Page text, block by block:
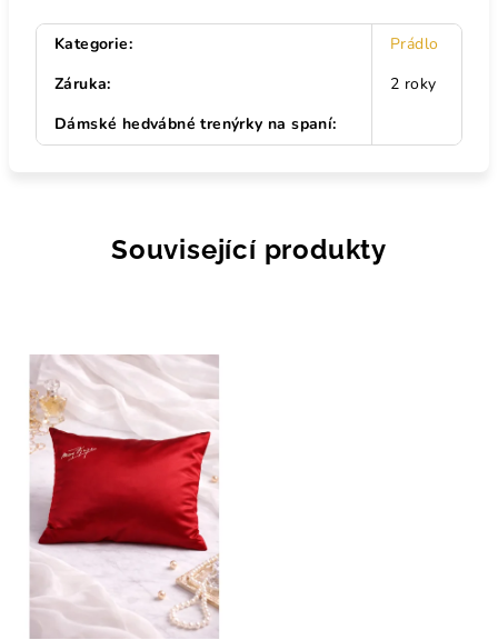
Kategorie:
Prádlo
Záruka:
2 roky
Dámské hedvábné trenýrky na spaní:
Související produkty